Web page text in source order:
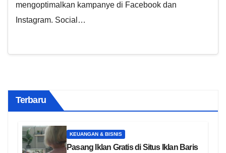
mengoptimalkan kampanye di Facebook dan
Instagram. Social…
Terbaru
KEUANGAN & BISNIS
Pasang Iklan Gratis di Situs Iklan Baris